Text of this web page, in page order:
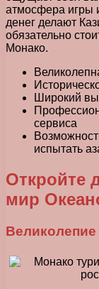
атмосфера игры
денег делают
обязательно
Монако.
Широкий
сервиса
испытать
Откройте
мир